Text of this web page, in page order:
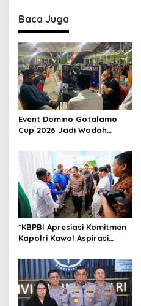
a
v
i
g
a
t
i
Baca Juga
Event Domino Gotalamo
Cup 2026 Jadi Wadah
Kebersamaan Masyarakat
*KBPBI Apresiasi Komitmen
Kapolri Kawal Aspirasi
Ketenagakerjaan*